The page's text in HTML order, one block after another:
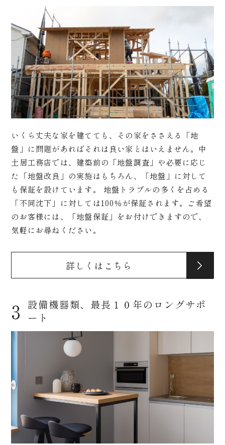
いくら丈夫な家を建てても、その家をささえる「地
盤」に問題があればそれは良い家とはいえません。中
土居工務店では、建築前の「地盤調査」や必要に応じ
た「地盤改良」の実施はもちろん、「地盤」に対して
も保証を設けています。 地盤トラブルの多くを占める
「不同沈下」に対しては100％が保証されます。ご希望
のお客様には、「地盤保証」をお付けできますので、
気軽にお尋ねください。
詳しくはこちら
3
設備機器類、最長１０年のロングサポ
ート